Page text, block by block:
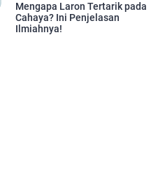
Mengapa Laron Tertarik pada
Cahaya? Ini Penjelasan
Ilmiahnya!